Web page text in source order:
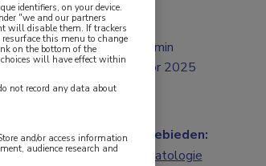
1 min
apr 2025
Vakgebieden:
Dermatologie
identifiers, on your device.
"we and our partners
will disable them. If trackers
this menu to change
on the bottom of the
will have effect within
not record any data about
and/or access information
audience research and